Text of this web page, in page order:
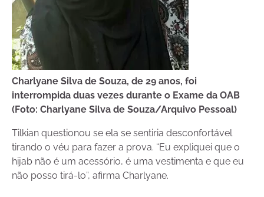
Charlyane Silva de Souza, de 29 anos, foi
interrompida duas vezes durante o Exame da OAB
(Foto: Charlyane Silva de Souza/Arquivo Pessoal)
Tilkian questionou se ela se sentiria desconfortável
tirando o véu para fazer a prova. “Eu expliquei que o
hijab não é um acessório, é uma vestimenta e que eu
não posso tirá-lo”, afirma Charlyane.